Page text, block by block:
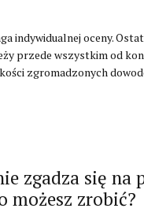
indywidualnej oceny.
przede wszystkim od
zgromadzonych
zgadza się na
możesz zrobić?